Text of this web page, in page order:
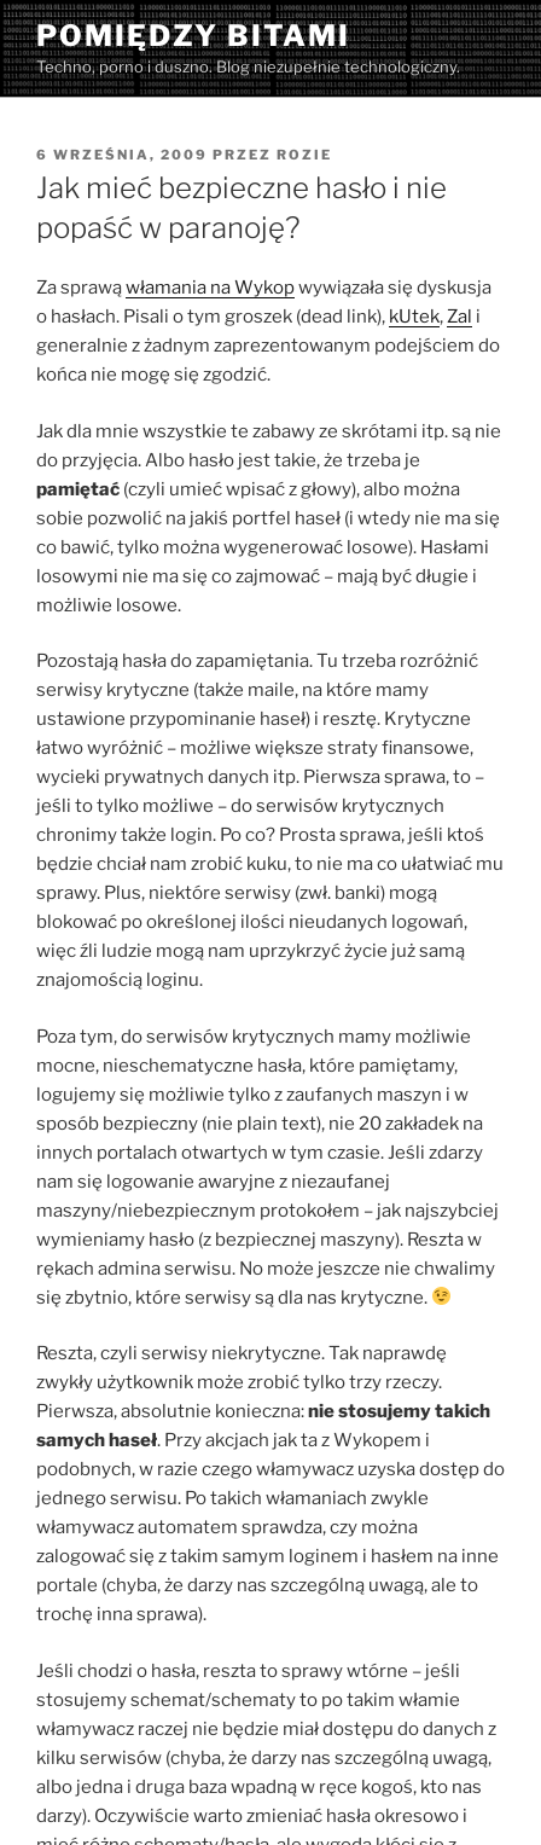
Przejdź
do
treści
POMIĘDZY BITAMI
Techno, porno i duszno. Blog niezupełnie technologiczny.
OPUBLIKOWANE
W
6 WRZEŚNIA, 2009 PRZEZ ROZIE
Jak mieć bezpieczne hasło i nie
popaść w paranoję?
Za sprawąwłamania na Wykopwywiązała się dyskusja
o hasłach. Pisali o tym groszek (dead link), kUtek,Zal i
generalnie z żadnym zaprezentowanym podejściem do
końca nie mogę się zgodzić.
Jak dla mnie wszystkie te zabawy ze skrótami itp. są nie
do przyjęcia. Albo hasło jest takie, że trzeba je
pamiętać (czyli umieć wpisać z głowy), albo można
sobie pozwolić na jakiś portfel haseł (i wtedy nie ma się
co bawić, tylko można wygenerować losowe). Hasłami
losowymi nie ma się co zajmować – mają być długie i
możliwie losowe.
Pozostają hasła do zapamiętania. Tu trzeba rozróżnić
serwisy krytyczne (także maile, na które mamy
ustawione przypominanie haseł) i resztę. Krytyczne
łatwo wyróżnić – możliwe większe straty finansowe,
wycieki prywatnych danych itp. Pierwsza sprawa, to –
jeśli to tylko możliwe – do serwisów krytycznych
chronimy także login. Po co? Prosta sprawa, jeśli ktoś
będzie chciał nam zrobić kuku, to nie ma co ułatwiać mu
sprawy. Plus, niektóre serwisy (zwł. banki) mogą
blokować po określonej ilości nieudanych logowań,
więc źli ludzie mogą nam uprzykrzyć życie już samą
znajomością loginu.
Poza tym, do serwisów krytycznych mamy możliwie
mocne, nieschematyczne hasła, które pamiętamy,
logujemy się możliwie tylko z zaufanych maszyn i w
sposób bezpieczny (nie plain text), nie 20 zakładek na
innych portalach otwartych w tym czasie. Jeśli zdarzy
nam się logowanie awaryjne z niezaufanej
maszyny/niebezpiecznym protokołem – jak najszybciej
wymieniamy hasło (z bezpiecznej maszyny). Reszta w
rękach admina serwisu. No może jeszcze nie chwalimy
się zbytnio, które serwisy są dla nas krytyczne.
Reszta, czyli serwisy niekrytyczne. Tak naprawdę
zwykły użytkownik może zrobić tylko trzy rzeczy.
Pierwsza, absolutnie konieczna:nie stosujemy takich
samych haseł. Przy akcjach jak ta z Wykopem i
podobnych, w razie czego włamywacz uzyska dostęp do
jednego serwisu. Po takich włamaniach zwykle
włamywacz automatem sprawdza, czy można
zalogować się z takim samym loginem i hasłem na inne
portale (chyba, że darzy nas szczególną uwagą, ale to
trochę inna sprawa).
Jeśli chodzi o hasła, reszta to sprawy wtórne – jeśli
stosujemy schemat/schematy to po takim włamie
włamywacz raczej nie będzie miał dostępu do danych z
kilku serwisów (chyba, że darzy nas szczególną uwagą,
albo jedna i druga baza wpadną w ręce kogoś, kto nas
darzy). Oczywiście warto zmieniać hasła okresowo i